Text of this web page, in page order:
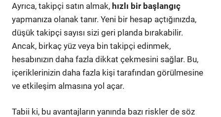
Ayrıca, takipçi satın almak, hızlı bir başlangıç
yapmanıza olanak tanır. Yeni bir hesap açtığınızda,
düşük takipçi sayısı sizi geri planda bırakabilir.
Ancak, birkaç yüz veya bin takipçi edinmek,
hesabınızın daha fazla dikkat çekmesini sağlar. Bu,
içeriklerinizin daha fazla kişi tarafından görülmesine
ve etkileşim almasına yol açar.
Tabii ki, bu avantajların yanında bazı riskler de söz